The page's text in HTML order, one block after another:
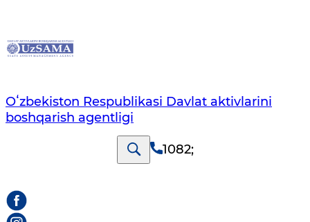
Oʻzbekiston Respublikasi Davlat aktivlarini
boshqarish agentligi
1082;